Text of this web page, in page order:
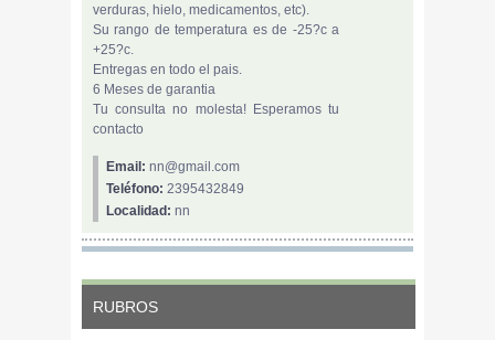
verduras, hielo, medicamentos, etc).
Su rango de temperatura es de -25?c a
+25?c.
Entregas en todo el pais.
6 Meses de garantia
Tu consulta no molesta! Esperamos tu
contacto
Email:nn@gmail.com
Teléfono:2395432849
Localidad:nn
RUBROS